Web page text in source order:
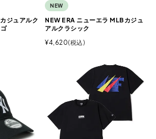
ジュアルク
NEW
NEW ERA ニューエラ MLBカジュ
アルクラシック
¥4,620 税込